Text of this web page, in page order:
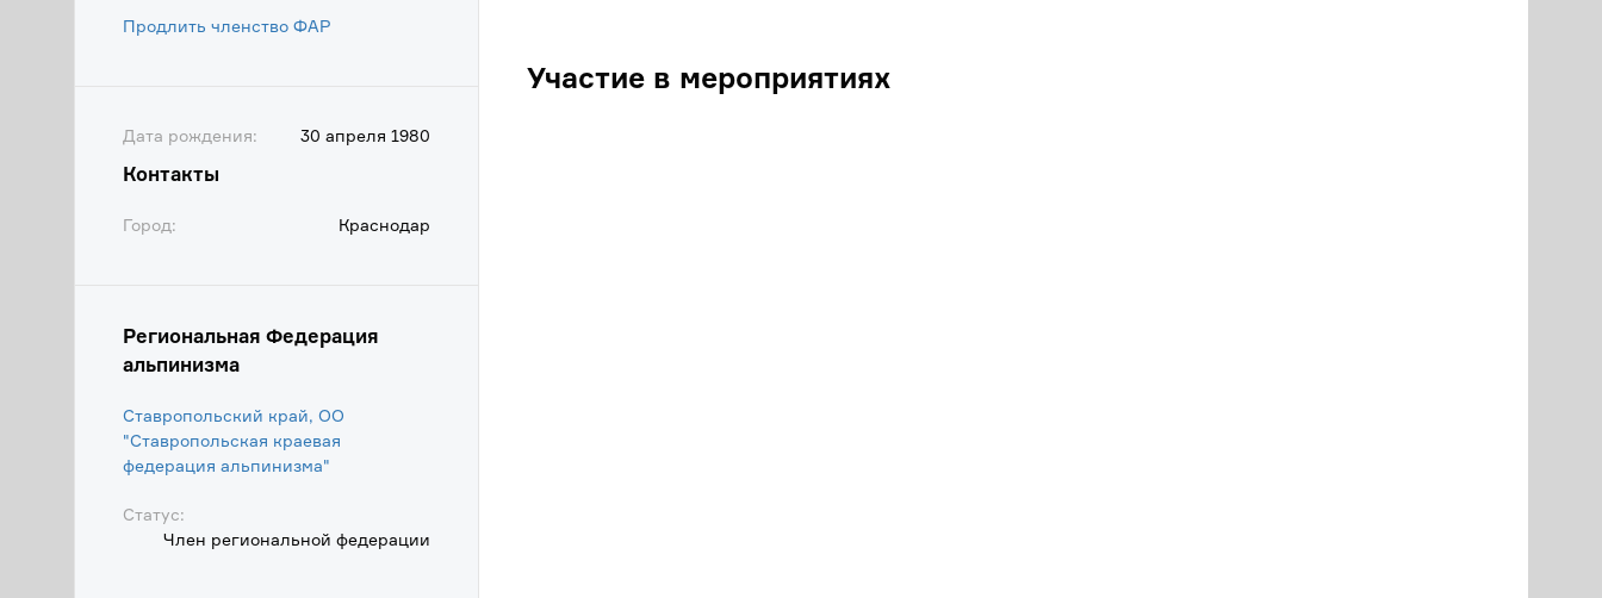
Продлить членство ФАР
Дата рождения: 30 апреля 1980
Контакты
Город: Краснодар
Региональная Федерация
альпинизма
Ставропольский край, ОО
"Ставропольская краевая
федерация альпинизма"
Статус:
Член региональной федерации
Участие в мероприятиях